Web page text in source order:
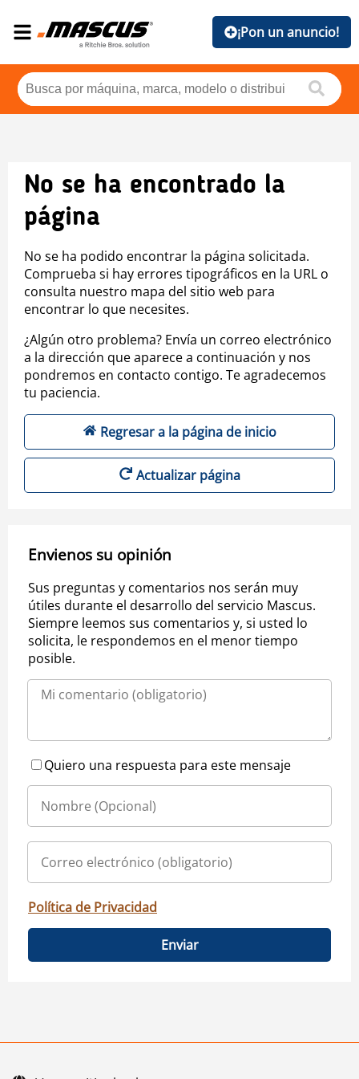
¡Pon un anuncio!
No se ha encontrado la
página
No se ha podido encontrar la página solicitada.
Comprueba si hay errores tipográficos en la URL o
consulta nuestro mapa del sitio web para
encontrar lo que necesites.
¿Algún otro problema? Envía un correo electrónico
a la dirección que aparece a continuación y nos
pondremos en contacto contigo. Te agradecemos
tu paciencia.
Regresar a la página de inicio
Actualizar página
Envienos su opinión
Sus preguntas y comentarios nos serán muy
útiles durante el desarrollo del servicio Mascus.
Siempre leemos sus comentarios y, si usted lo
solicita, le respondemos en el menor tiempo
posible.
Quiero una respuesta para este mensaje
Política de Privacidad
Enviar